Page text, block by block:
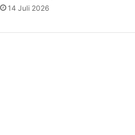
14 Juli 2026